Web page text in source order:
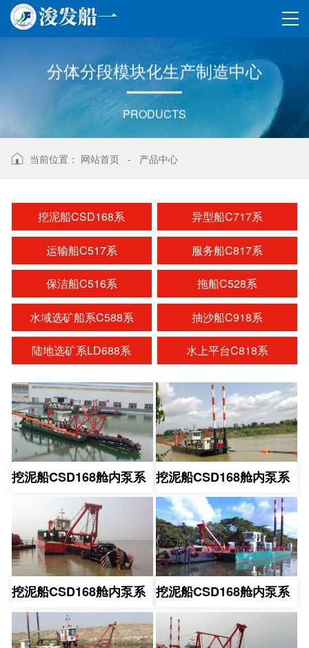
分体分段模块化生产制造中心
PRODUCTS
当前位置： 网站首页 - 产品中心
挖泥船CSD168系 异型船C717系
运输船C517系 服务船C817系
保洁船C516系 拖船C528系
水域选矿船系C588系 抽沙船C918系
陆地选矿系LD688系 水上平台C818系
挖泥船CSD168舱内泵系 挖泥船CSD168舱内泵系
挖泥船CSD168舱内泵系 挖泥船CSD168舱内泵系